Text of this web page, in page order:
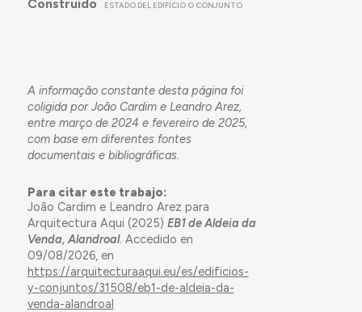
Construido ESTADO DEL EDIFÍCIO O CONJUNTO
A informação constante desta página foi
coligida por João Cardim e Leandro Arez,
entre março de 2024 e fevereiro de 2025,
com base em diferentes fontes
documentais e bibliográficas.
Para citar este trabajo:
João Cardim e Leandro Arez para
Arquitectura Aqui (2025) EB1 de Aldeia da
Venda, Alandroal. Accedido en
09/08/2026, en
https://arquitecturaaqui.eu/es/edificios-
y-conjuntos/31508/eb1-de-aldeia-da-
venda-alandroal